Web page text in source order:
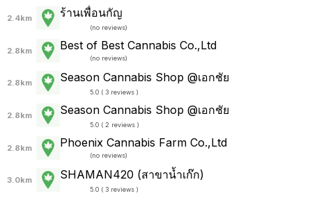
2.4km ร้านเพื่อนกัญ
(no reviews)
2.8km Best of Best Cannabis Co.,Ltd
(no reviews)
2.8km Season Cannabis Shop @เอกชัย
5.0 ( 3 reviews )
2.8km Season Cannabis Shop @เอกชัย
5.0 ( 2 reviews )
2.8km Phoenix Cannabis Farm Co.,Ltd
(no reviews)
3.0km SHAMAN420 (สาขาน้ำเก๊ก)
5.0 ( 3 reviews )